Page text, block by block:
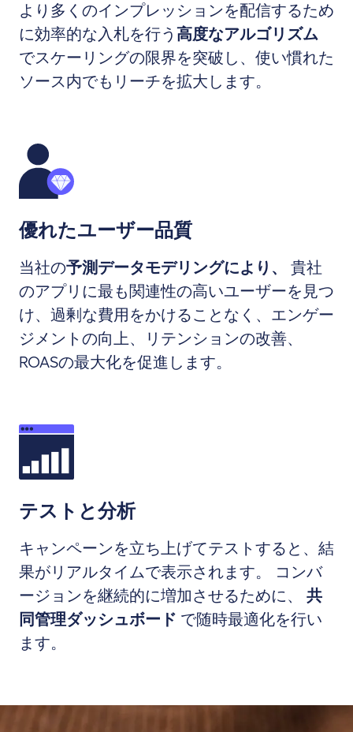
より多くのインプレッションを配信するため
に効率的な入札を行う 高度なアルゴリズム
でスケーリングの限界を突破し、使い慣れた
ソース内でもリーチを拡大します。
優れたユーザー品質
当社の予測データモデリングにより、
貴社
のアプリに最も関連性の高いユーザーを見つ
け、過剰な費用をかけることなく、エンゲー
ジメントの向上、リテンションの改善、
ROASの最大化を促進します。
テストと分析
キャンペーンを立ち上げてテストすると、結
果がリアルタイムで表示されます。 コンバ
ージョンを継続的に増加させるために、 共
同管理ダッシュボード で随時最適化を行い
ます。